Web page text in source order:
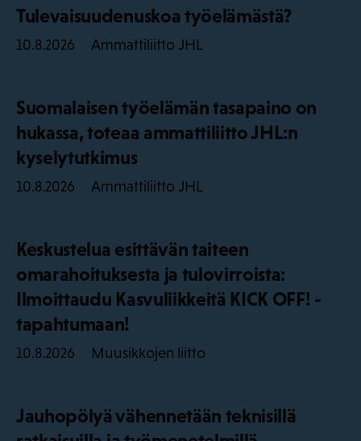
Tulevaisuudenuskoa työelämästä?
10.8.2026 Ammattiliitto JHL
Suomalaisen työelämän tasapaino on
hukassa, toteaa ammattiliitto JHL:n
kyselytutkimus
10.8.2026 Ammattiliitto JHL
Keskustelua esittävän taiteen
omarahoituksesta ja tulovirroista:
Ilmoittaudu Kasvuliikkeitä KICK OFF! -
tapahtumaan!
10.8.2026 Muusikkojen liitto
Jauhopölyä vähennetään teknisillä